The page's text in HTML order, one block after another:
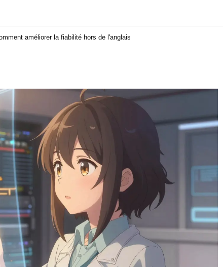
améliorer la fiabilité hors de l'anglais